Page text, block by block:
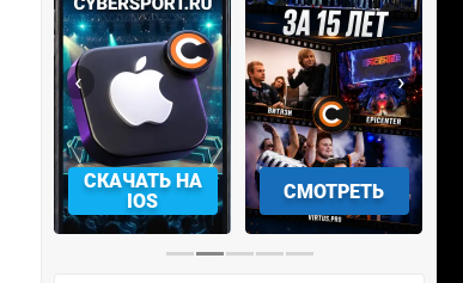
СМОТРЕТЬ УЧАСТВОВАТЬ
‹ ›